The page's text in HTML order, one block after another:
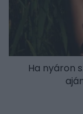
Ha nyáron